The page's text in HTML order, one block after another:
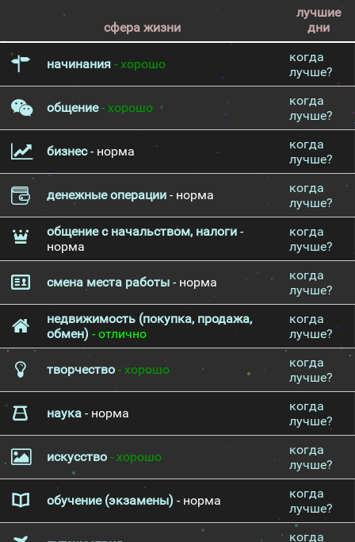
сфера жизни
лучшие
дни
начинания - хорошо
когда
лучше?
общение- хорошо
когда
лучше?
бизнес- норма
когда
лучше?
денежные операции - норма
когда
лучше?
общение с начальством, налоги -
норма
когда
лучше?
смена места работы - норма
когда
лучше?
недвижимость (покупка, продажа,
обмен) - отлично
когда
лучше?
творчество - хорошо
когда
лучше?
наука - норма
когда
лучше?
искусство - хорошо
когда
лучше?
обучение (экзамены) - норма
когда
лучше?
когда